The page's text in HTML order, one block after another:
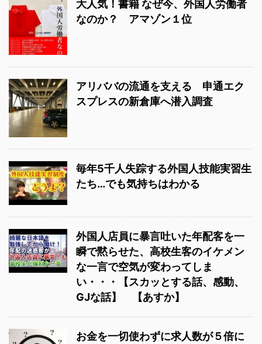
大人気！書籍 なぜ今、外国人労働者
なのか？ アマゾン１位
アリババの流通を支える 申通エク
スプレスの新倉庫へ潜入調査
毎年5千人失踪する外国人技能実習生
たち…でも気持ちはわかる
外国人店員に暴言吐いた年配客を一
瞬で黙らせた、高校生客のイケメン
な一言で空気が変わってしま
い・・・【スカッとする話、感動、
GJな話】 【あすか】
お金を一切使わずに求人数が５倍に